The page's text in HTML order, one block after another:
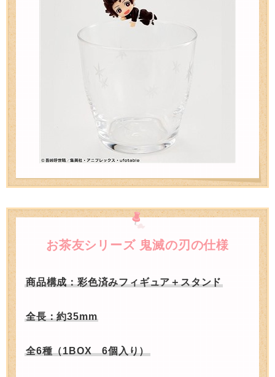
お茶友シリーズ 鬼滅の刃の仕様
商品構成：彩色済みフィギュア＋スタンド
全長：約35mm
全6種（1BOX 6個入り）